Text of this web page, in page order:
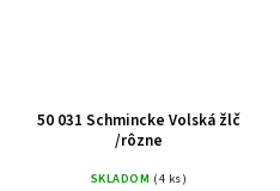
50 031 Schmincke Volská žlč
/rôzne
SKLADOM (4 ks)